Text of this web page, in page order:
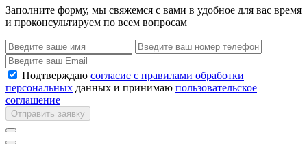
Заполните форму, мы свяжемся с вами в удобное для вас время
и проконсультируем по всем вопросам
Подтверждаю согласие с правилами обработки
персональных данных и принимаю пользовательское
соглашение
Отправить заявку